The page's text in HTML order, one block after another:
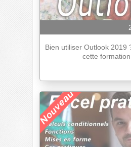
Bien utiliser Outlook 2019
cette